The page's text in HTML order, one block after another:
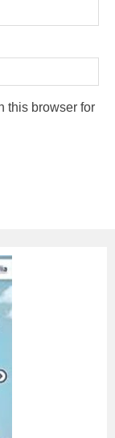
this browser for